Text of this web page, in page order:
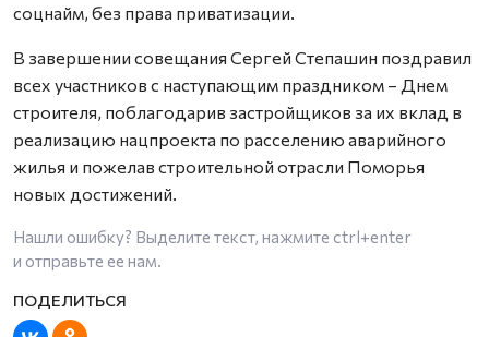
соцнайм, без права приватизации.
В завершении совещания Сергей Степашин поздравил
всех участников с наступающим праздником – Днем
строителя, поблагодарив застройщиков за их вклад в
реализацию нацпроекта по расселению аварийного
жилья и пожелав строительной отрасли Поморья
новых достижений.
Нашли ошибку? Выделите текст, нажмите ctrl+enter
и отправьте ее нам.